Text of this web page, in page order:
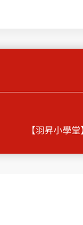
【羽昇小學